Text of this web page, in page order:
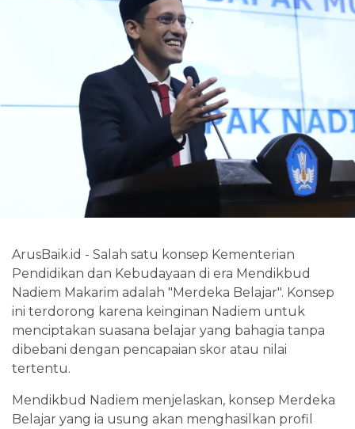
ArusBaik.id - Salah satu konsep Kementerian
Pendidikan dan Kebudayaan di era Mendikbud
Nadiem Makarim adalah "Merdeka Belajar". Konsep
ini terdorong karena keinginan Nadiem untuk
menciptakan suasana belajar yang bahagia tanpa
dibebani dengan pencapaian skor atau nilai
tertentu.
Mendikbud Nadiem menjelaskan, konsep Merdeka
Belajar yang ia usung akan menghasilkan profil